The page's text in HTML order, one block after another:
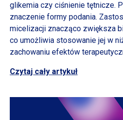
glikemia czy ciśnienie tętnicze.
znaczenie formy podania.
micelizacji znacząco zwiększa
co umożliwia stosowanie jej w
zachowaniu efektów
Czytaj cały artykuł